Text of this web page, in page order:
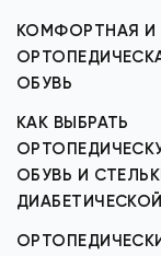
КОМФОРТНАЯ И
ОБУВЬ
КАК ВЫБРАТЬ
ОБУВЬ И